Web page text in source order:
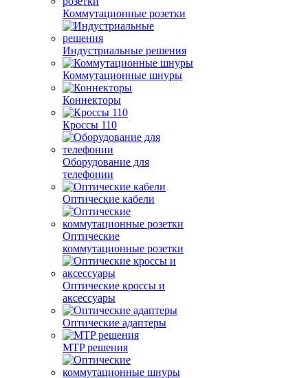
Коммутационные розетки
Индустриальные решения
Коммутационные шнуры
Коннекторы
Кроссы 110
Оборудование для
телефонии
Оптические кабели
Оптические
коммутационные розетки
Оптические кроссы и
аксессуары
Оптические адаптеры
MTP решения